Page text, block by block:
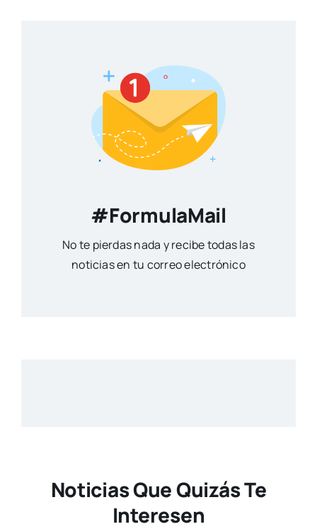
#FormulaMail
No te pierdas nada y recibe todas las
noticias en tu correo electrónico
Noticias Que Quizás Te
Interesen